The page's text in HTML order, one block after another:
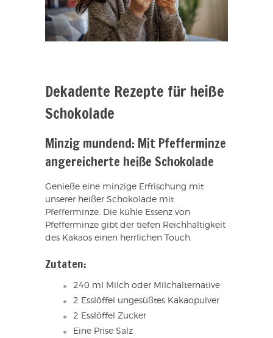
Dekadente Rezepte für heiße
Schokolade
Minzig mundend: Mit Pfefferminze
angereicherte heiße Schokolade
Genieße eine minzige Erfrischung mit
unserer heißer Schokolade mit
Pfefferminze. Die kühle Essenz von
Pfefferminze gibt der tiefen Reichhaltigkeit
des Kakaos einen herrlichen Touch.
Zutaten:
240 ml Milch oder Milchalternative
2 Esslöffel ungesüßtes Kakaopulver
2 Esslöffel Zucker
Eine Prise Salz